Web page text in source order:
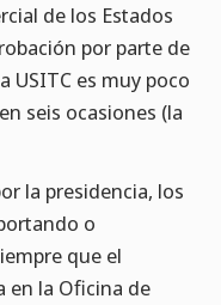
de los Estados
por parte de
USITC es muy poco
seis ocasiones (la
la presidencia, los
o
que el
en la Oficina de